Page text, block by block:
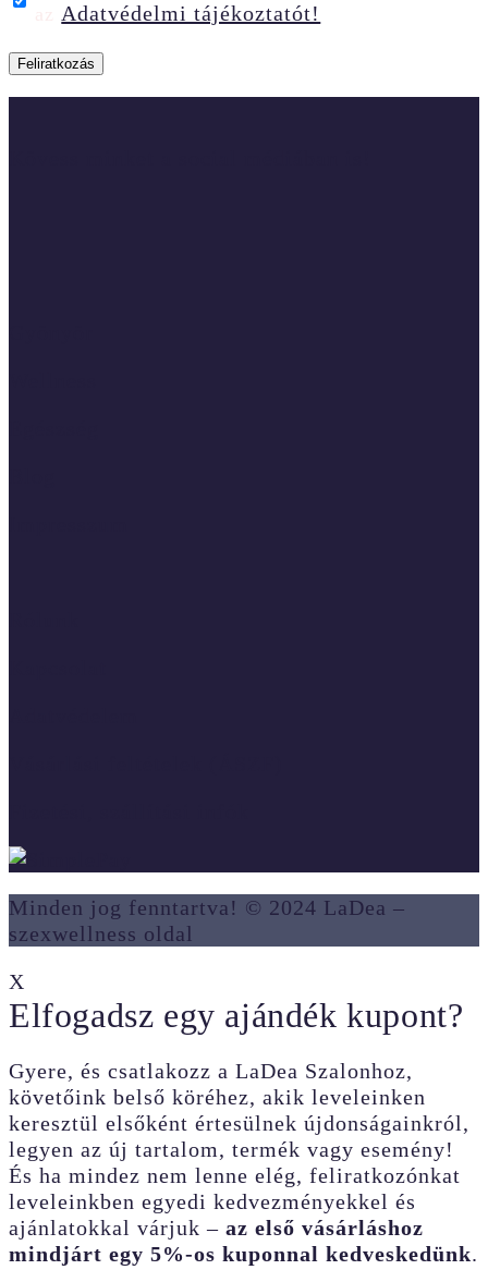
azAdatvédelmi tájékoztatót!
Minden jog fenntartva! © 2024 LaDea –
szexwellness oldal
X
Elfogadsz egy ajándék kupont?
Gyere, és csatlakozz a LaDea Szalonhoz,
követőink belső köréhez, akik leveleinken
keresztül elsőként értesülnek újdonságainkról,
legyen az új tartalom, termék vagy esemény!
És ha mindez nem lenne elég, feliratkozónkat
leveleinkben egyedi kedvezményekkel és
ajánlatokkal várjuk – az első vásárláshoz
mindjárt egy 5%-os kuponnal kedveskedünk.